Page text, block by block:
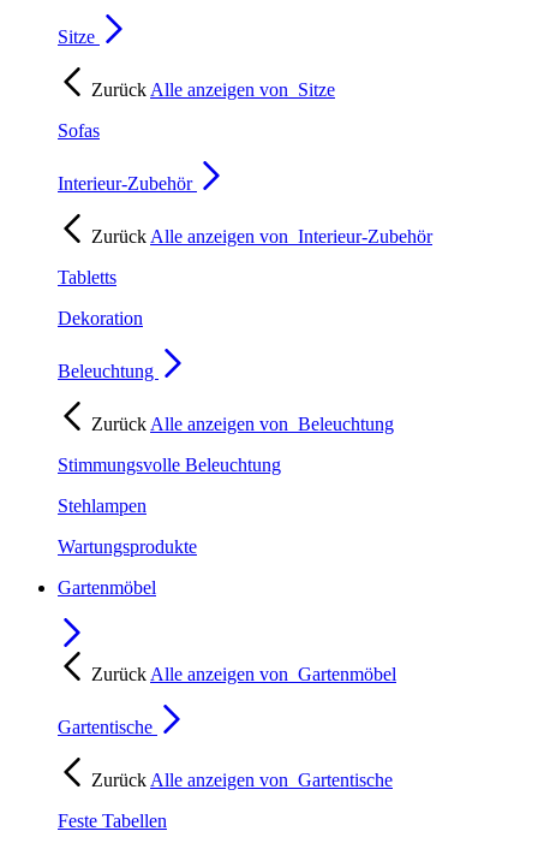
Sitze
Zurück Alle anzeigen von Sitze
Sofas
Interieur-Zubehör
Zurück Alle anzeigen von Interieur-Zubehör
Tabletts
Dekoration
Beleuchtung
Zurück Alle anzeigen von Beleuchtung
Stimmungsvolle Beleuchtung
Stehlampen
Wartungsprodukte
Gartenmöbel
Zurück Alle anzeigen von Gartenmöbel
Gartentische
Zurück Alle anzeigen von Gartentische
Feste Tabellen